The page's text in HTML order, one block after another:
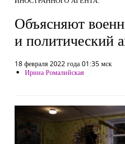
Объясняют
и политический
18 февраля 2022 года 01:35 мск
Ирина Ромалийская